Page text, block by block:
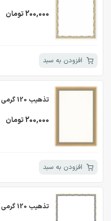
200,000 تومان
افزودن به سبد
تذهیب 120 گرمی A4 کد 2099
200,000 تومان
افزودن به سبد
تذهیب 120 گرمی A4 کد 2098